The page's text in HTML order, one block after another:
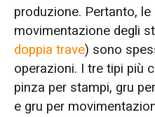
produzione. Pertanto, le
movimentazione degli
doppia trave) sono
operazioni. I tre tipi più
pinza per stampi, gru
e gru per